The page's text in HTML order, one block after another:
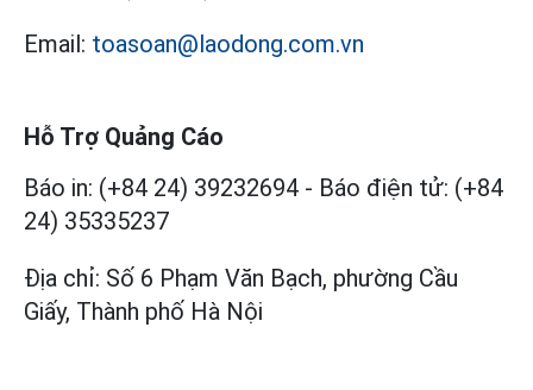
Email: toasoan@laodong.com.vn
Hỗ Trợ Quảng Cáo
Báo in: (+84 24) 39232694 - Báo điện tử: (+84
24) 35335237
Địa chỉ: Số 6 Phạm Văn Bạch, phường Cầu
Giấy, Thành phố Hà Nội